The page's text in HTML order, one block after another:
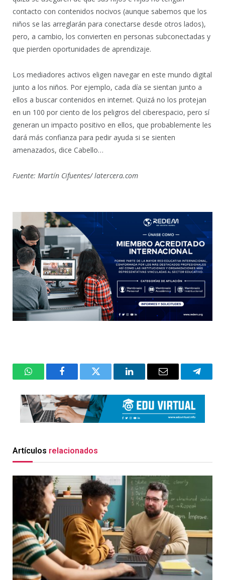
contacto con contenidos nocivos (aunque sabemos que los
niños se las arreglarán para conectarse desde otros lados),
pero, a cambio, los convierten en personas subconectadas y
que pierden oportunidades de aprendizaje.
Los mediadores activos eligen navegar en este mundo digital
junto a los niños. Por ejemplo, cada día se sientan junto a
ellos a buscar contenidos en internet. Quizá no los protejan
en un 100 por ciento de los peligros del ciberespacio, pero sí
generan un impacto positivo en ellos, que probablemente les
dará más confianza para pedir ayuda si se sienten
amenazados, dice Cabello…
Fuente: Martín Cifuentes/ latercera.com
WhatsAppFacebookTwitter LinkedInEmail
Artículos relacionados